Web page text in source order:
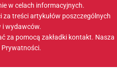
w celach informacyjnych.
za treści artykułów poszczególnych
i wydawców.
za pomocą zakładki kontakt. Nasza
Prywatności.